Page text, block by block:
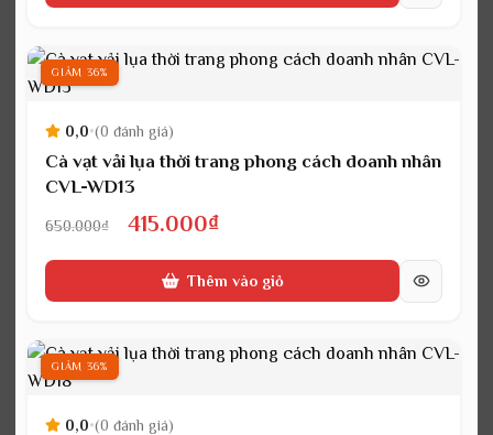
415.000₫.
GIẢM 36%
0,0•(0 đánh giá)
Cà vạt vải lụa thời trang phong cách doanh nhân
CVL-WD13
650.000₫
Giá
gốc
415.000₫Giá
hiện
tại
415.000₫.
Thêm vào giỏ
GIẢM 36%
0,0•(0 đánh giá)